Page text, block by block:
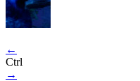
←
Ctrl
→